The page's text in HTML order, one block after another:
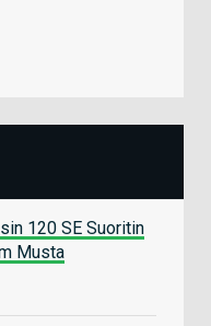
120 SE Suoritin
Musta